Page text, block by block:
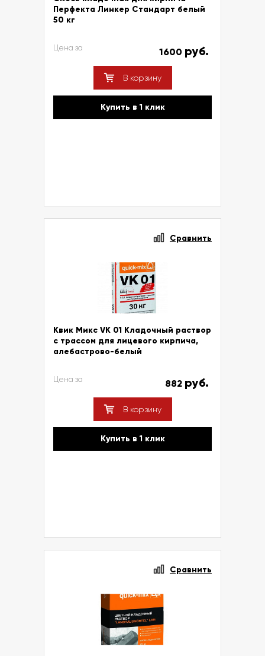
Перфекта Линкер Стандарт белый
50 кг
Цена за 1600 руб.
В корзину
Купить в 1 клик
Сравнить
Квик Микс VK 01 Кладочный раствор
с трассом для лицевого кирпича,
алебастрово-белый
Цена за 882 руб.
В корзину
Купить в 1 клик
Сравнить